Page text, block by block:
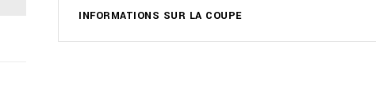
INFORMATIONS SUR LA COUPE